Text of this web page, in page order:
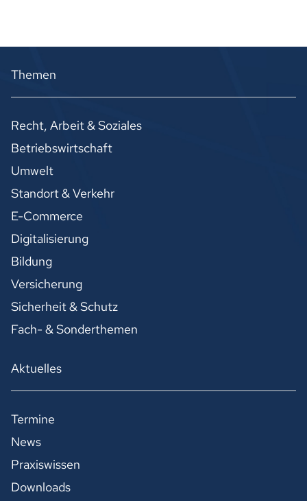
Themen
Recht, Arbeit & Soziales
Betriebswirtschaft
Umwelt
Standort & Verkehr
E-Commerce
Digitalisierung
Bildung
Versicherung
Sicherheit & Schutz
Fach- & Sonderthemen
Aktuelles
Termine
News
Praxiswissen
Downloads